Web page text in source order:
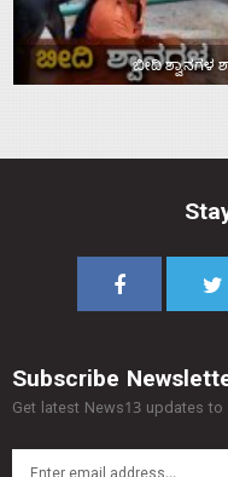
ಬೀದಿ ಶ್ವಾನಗಳ
Subscribe
Get latest News13 updates